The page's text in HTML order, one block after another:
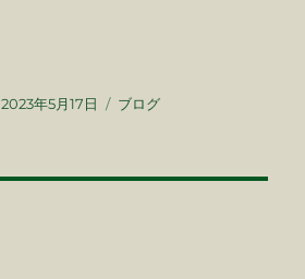
投
2023年5月17日
カ
ブログ